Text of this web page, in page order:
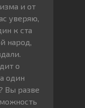
и от
уверяю,
к ста
народ,
о
один
Вы разве